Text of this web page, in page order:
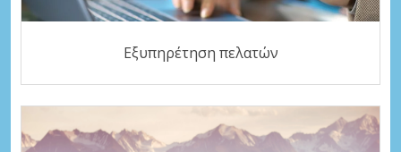
Εξυπηρέτηση πελατών